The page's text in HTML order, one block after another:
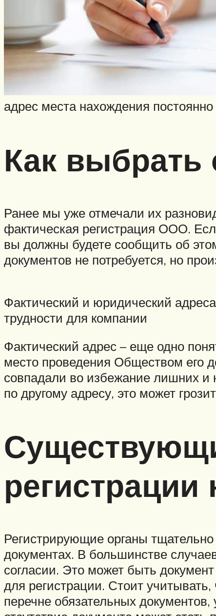
адрес места нахождения
Как
Ранее мы уже отмечали их
фактическая регистрация ООО.
вы должны будете сообщить об
документов не потребуется, но
Фактический и юридический
трудности для компании
Фактический адрес – еще одно
место проведения Обществом его
совпадали во избежание лишних и
по другому адресу, это может
Регистрирующие органы
документах. В большинстве
согласии. Это может быть
для регистрации. Стоит
перечне обязательных